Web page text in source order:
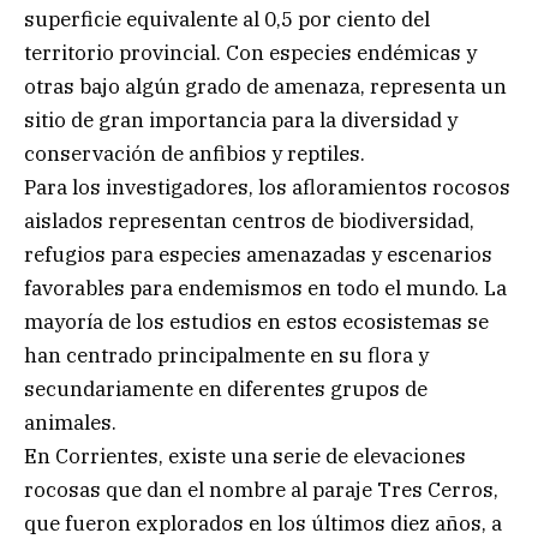
superficie equivalente al 0,5 por ciento del
territorio provincial. Con especies endémicas y
otras bajo algún grado de amenaza, representa un
sitio de gran importancia para la diversidad y
conservación de anfibios y reptiles.
Para los investigadores, los afloramientos rocosos
aislados representan centros de biodiversidad,
refugios para especies amenazadas y escenarios
favorables para endemismos en todo el mundo. La
mayoría de los estudios en estos ecosistemas se
han centrado principalmente en su flora y
secundariamente en diferentes grupos de
animales.
En Corrientes, existe una serie de elevaciones
rocosas que dan el nombre al paraje Tres Cerros,
que fueron explorados en los últimos diez años, a